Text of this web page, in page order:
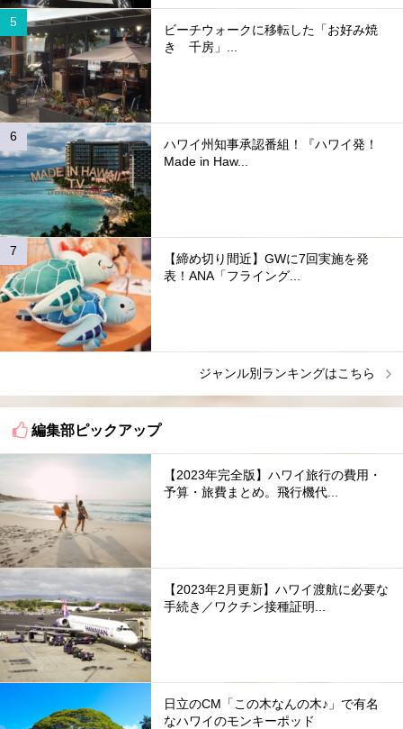
ビーチウォークに移転した「お好み焼
き 千房」...
ハワイ州知事承認番組！『ハワイ発！
Made in Haw...
【締め切り間近】GWに7回実施を発
表！ANA「フライング...
ジャンル別ランキングはこちら
編集部ピックアップ
【2023年完全版】ハワイ旅行の費用・
予算・旅費まとめ。飛行機代...
【2023年2月更新】ハワイ渡航に必要な
手続き／ワクチン接種証明...
日立のCM「この木なんの木♪」で有名
なハワイのモンキーポッド